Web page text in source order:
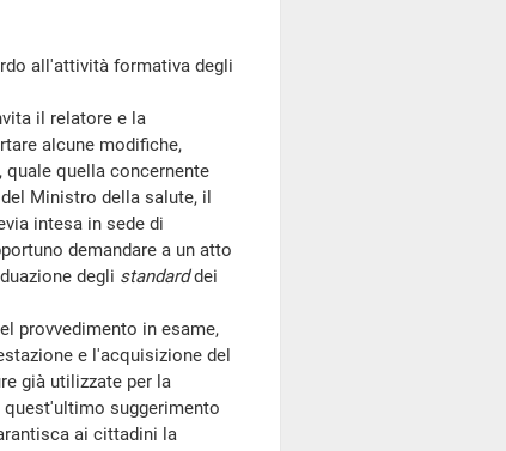
all'attività formativa degli
il relatore e la
alcune modifiche,
quella concernente
Ministro della salute, il
intesa in sede di
demandare a un atto
degli standarddei
provvedimento in esame,
e l'acquisizione del
già utilizzate per la
quest'ultimo suggerimento
ai cittadini la